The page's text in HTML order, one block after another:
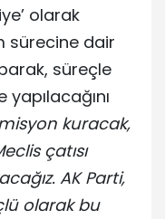
olarak
sürecine dair
süreçle
kuracak,
çatısı
AK Parti,
olarak bu